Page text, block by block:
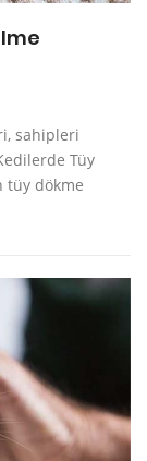
sahipleri
Tüy
tüy dökme